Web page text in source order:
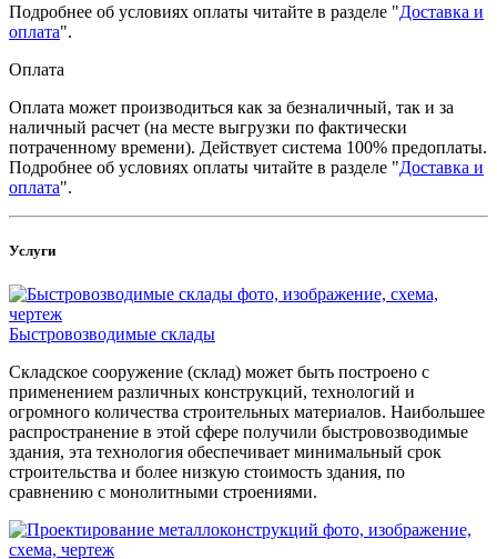
Подробнее об условиях оплаты читайте в разделе "Доставка и
оплата".
Оплата
Оплата может производиться как за безналичный, так и за
наличный расчет (на месте выгрузки по фактически
потраченному времени). Действует система 100% предоплаты.
Подробнее об условиях оплаты читайте в разделе "Доставка и
оплата".
Услуги
Быстровозводимые склады
Складское сооружение (склад) может быть построено с
применением различных конструкций, технологий и
огромного количества строительных материалов. Наибольшее
распространение в этой сфере получили быстровозводимые
здания, эта технология обеспечивает минимальный срок
строительства и более низкую стоимость здания, по
сравнению с монолитными строениями.